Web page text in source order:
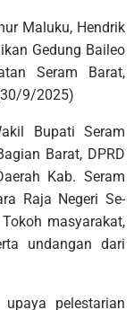
Maluku, Hendrik
Gedung Baileo
Seram Barat,
9/2025)
Bupati Seram
Barat, DPRD
Kab. Seram
Raja Negeri Se-
masyarakat,
undangan dari
pelestarian